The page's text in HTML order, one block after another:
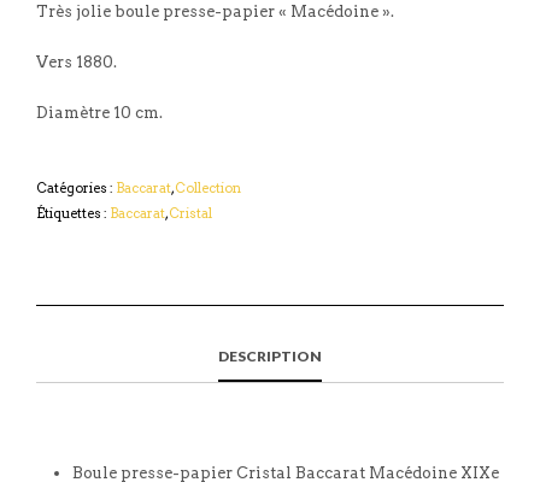
Très jolie boule presse-papier « Macédoine ».
Vers 1880.
Diamètre 10 cm.
Catégories : Baccarat,Collection
Étiquettes : Baccarat,Cristal
DESCRIPTION
Boule presse-papier Cristal Baccarat Macédoine XIXe